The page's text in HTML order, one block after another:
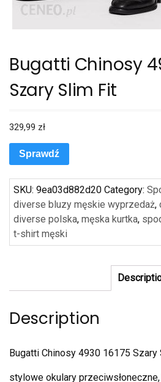
Bugatti Chinosy
Szary Slim Fit
329,99 zł
Sprawdź
SKU: 9ea03d882d20 Category:
diverse bluzy męskie wyprzedaż,
diverse polska, męska kurtka,
t-shirt męski
Description
Bugatti Chinosy 4930 16175 Szary
stylowe okulary